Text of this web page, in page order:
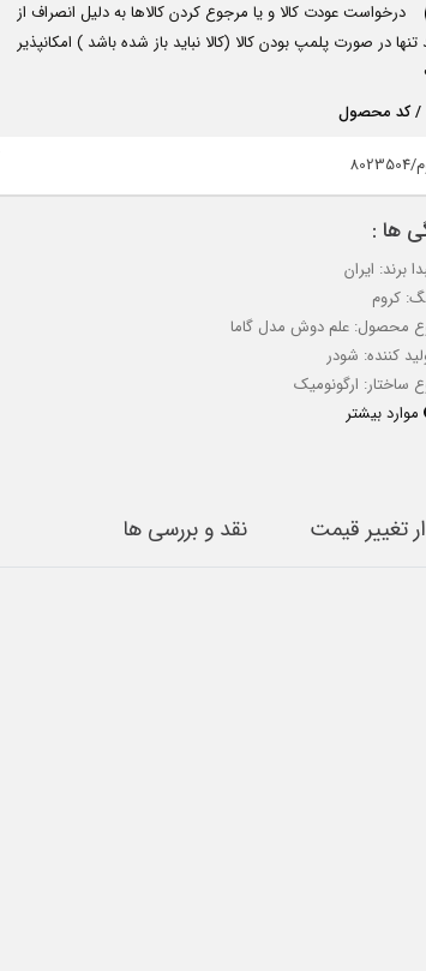
درخواست عودت کالا و یا مرجوع کردن کالاها به دلیل انصراف از
در صورت پلمپ بودن کالا (کالا نباید باز شده باشد ) امکانپذیر
/ کد محصول
ها :
برند: ایران
کروم
محصول: علم دوش مدل گاما
کننده: شودر
ساختار: ارگونومیک
موارد بیشتر
تغییر قیمت نقد و بررسی ها